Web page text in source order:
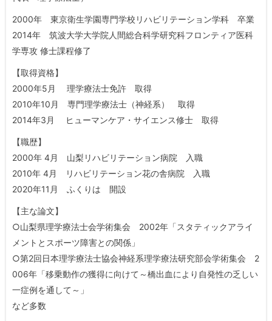
2000年 東京衛生学園専門学校リハビリテーション学科 卒業
2014年 筑波大学大学院人間総合科学研究科フロンティア医科
学専攻 修士課程修了
【取得資格】
2000年5月 理学療法士免許 取得
2010年10月 専門理学療法士（神経系） 取得
2014年3月 ヒューマンケア・サイエンス修士 取得
【職歴】
2000年 4月 山梨リハビリテーション病院 入職
2010年 4月 リハビリテーション花の舎病院 入職
2020年11月 ふくりは 開設
【主な論文】
○山梨県理学療法士会学術集会 2002年「スタティックアライ
メントとスポーツ障害との関係」
○第2回日本理学療法士協会神経系理学療法研究部会学術集会 2
006年「移乗動作の獲得に向けて～橋出血により自発性の乏しい
一症例を通して～」
など多数